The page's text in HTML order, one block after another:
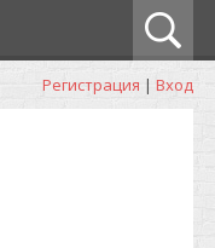
Регистрация | Вход